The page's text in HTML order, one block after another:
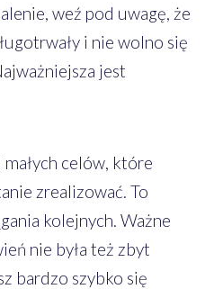
weź pod uwagę, że
i nie wolno się
jest
celów, które
zrealizować. To
kolejnych. Ważne
nie była też zbyt
bardzo szybko się